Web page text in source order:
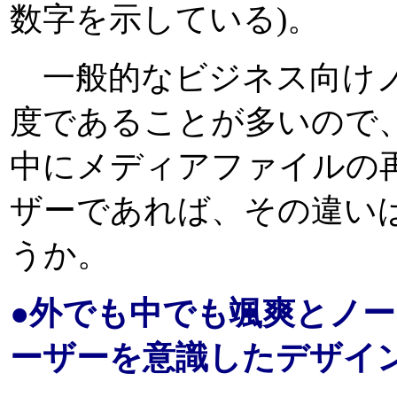
数字を示している)。
一般的なビジネス向け
度であることが多いので
中にメディアファイルの
ザーであれば、その違い
うか。
●外でも中でも颯爽とノ
ーザーを意識したデザイ